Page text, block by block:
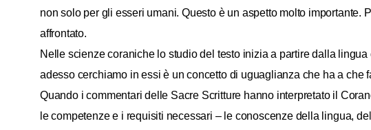
non solo per gli esseri umani. Questo è un aspetto molto importante.
affrontato.
Nelle scienze coraniche lo studio del testo inizia a partire dalla
adesso cerchiamo in essi è un concetto di uguaglianza che ha a
Quando i commentari delle Sacre Scritture hanno interpretato il
le competenze e i requisiti necessari – le conoscenze della lingua,